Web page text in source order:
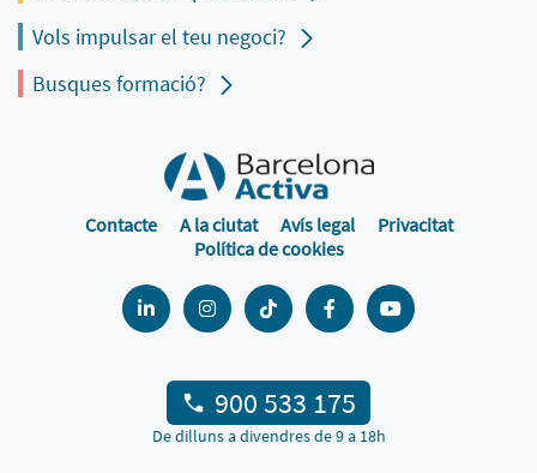
Vols impulsar el teu negoci?
Busques formació?
Contacte A la ciutat Avís legal
Privacitat
Política de cookies
900 533 175
De dilluns a divendres de 9 a 18h